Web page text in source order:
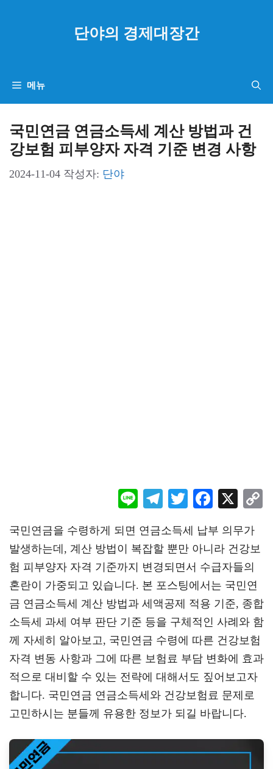
단야의 경제대장간
메뉴
국민연금 연금소득세 계산 방법과 건
강보험 피부양자 자격 기준 변경 사항
2024-11-04 작성자: 단야
Li
Te
gr
a
m
T
tt
er
F
eb
oo
k
X
n
k
국민연금을 수령하게 되면 연금소득세 납부 의무가
발생하는데, 계산 방법이 복잡할 뿐만 아니라 건강보
험 피부양자 자격 기준까지 변경되면서 수급자들의
혼란이 가중되고 있습니다. 본 포스팅에서는 국민연
금 연금소득세 계산 방법과 세액공제 적용 기준, 종합
소득세 과세 여부 판단 기준 등을 구체적인 사례와 함
께 자세히 알아보고, 국민연금 수령에 따른 건강보험
자격 변동 사항과 그에 따른 보험료 부담 변화에 효과
적으로 대비할 수 있는 전략에 대해서도 짚어보고자
합니다. 국민연금 연금소득세와 건강보험료 문제로
고민하시는 분들께 유용한 정보가 되길 바랍니다.